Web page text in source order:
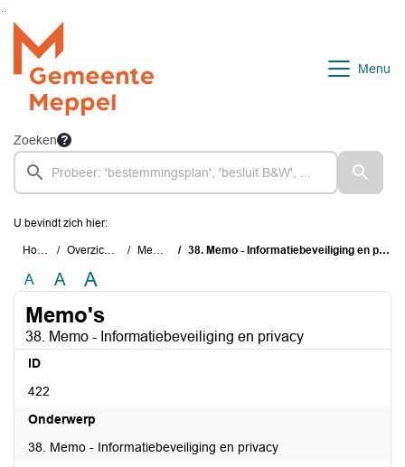
Ga naar de inhoud van deze pagina
Ga naar het zoeken
Ga naar het menu
Menu
Zoeken
U bevindt zich hier:
Home Overzichten Memo's 38. Memo - Informatiebeveiliging en privacy
A A A
Memo's
38. Memo - Informatiebeveiliging en privacy
ID
422
Onderwerp
38. Memo - Informatiebeveiliging en privacy